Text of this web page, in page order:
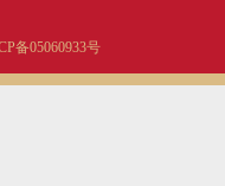
备05060933号